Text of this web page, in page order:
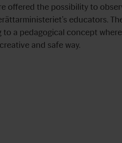
offered the possibility to
educators.
to a pedagogical concept
and safe way.